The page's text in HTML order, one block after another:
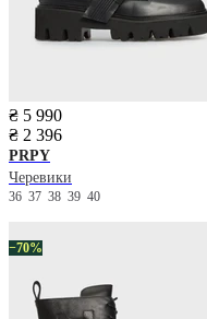
₴ 5 990
₴ 2 396
PRPY
Черевики
36 37 38 39 40
−70%